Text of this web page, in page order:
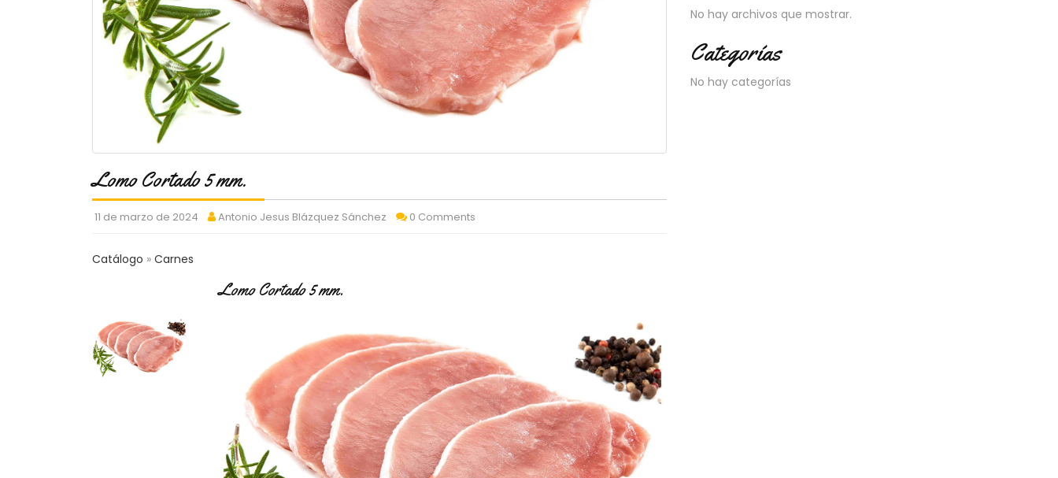
Lomo Cortado 5 mm.
11 de marzo de 2024 Antonio Jesus Blázquez Sánchez 0 Comments
Catálogo Carnes
Lomo Cortado 5 mm.
No hay archivos que mostrar.
Categorías
No hay categorías